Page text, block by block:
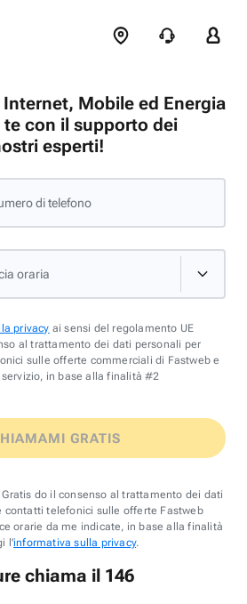
Mobile ed Energia
con il supporto dei
esperti!
di telefono
oraria
privacy ai sensi del regolamento UE
al trattamento dei dati personali per
sulle offerte commerciali di Fastweb e
in base alla finalità #2
GRATIS
do il consenso al trattamento dei dati
contatti telefonici sulle offerte Fastweb
orarie da me indicate, in base alla finalità
l'informativa sulla privacy.
chiama il 146